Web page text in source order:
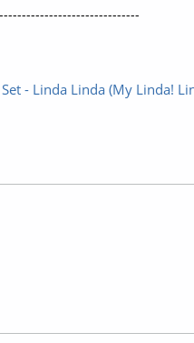
Set - Linda Linda (My Linda!